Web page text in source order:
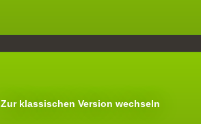
Zur klassischen Version wechseln